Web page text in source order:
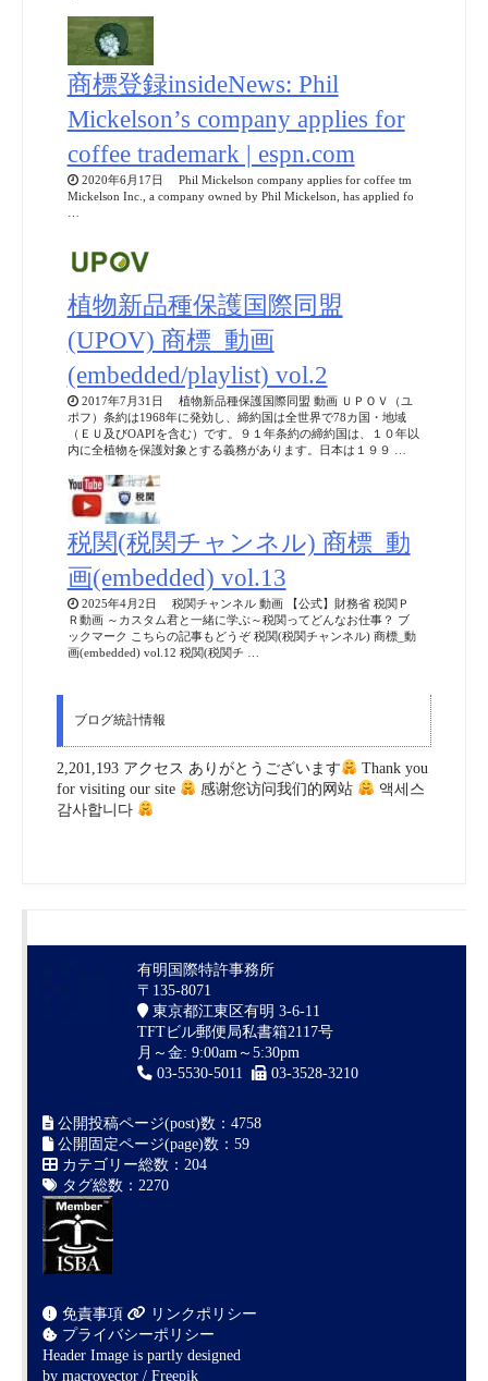
商標登録insideNews: Phil
Mickelson’s company applies for
coffee trademark | espn.com
2020年6月17日 Phil Mickelson company applies for coffee tm
Mickelson Inc., a company owned by Phil Mickelson, has applied fo
植物新品種保護国際同盟
(UPOV) 商標_動画
(embedded/playlist) vol.2
2017年7月31日 植物新品種保護国際同盟 動画 ＵＰＯＶ（ユ
ポフ）条約は1968年に発効し、締約国は全世界で78カ国・地域
（ＥＵ及びOAPIを含む）です。９１年条約の締約国は、１０年以
内に全植物を保護対象とする義務があります。日本は１９９ …
税関(税関チャンネル) 商標_動
画(embedded) vol.13
2025年4月2日 税関チャンネル 動画 【公式】財務省 税関Ｐ
Ｒ動画 ～カスタム君と一緒に学ぶ～税関ってどんなお仕事？ ブ
ックマーク こちらの記事もどうぞ 税関(税関チャンネル) 商標_動
画(embedded) vol.12 税関(税関チ …
ブログ統計情報
2,201,193 アクセス ありがとうございます
Thank you
for visiting our site
感谢您访问我们的网站
액세스
감사합니다
有明国際特許事務所
〒135-8071
東京都江東区有明 3-6-11
TFTビル郵便局私書箱2117号
月～金: 9:00am～5:30pm
03-5530-5011
03-3528-3210
公開投稿ページ(post)数：4758
公開固定ページ(page)数：59
カテゴリー総数：204
タグ総数：2270
免責事項
リンクポリシー
プライバシーポリシー
Header Image is partly designed
by macrovector / Freepik